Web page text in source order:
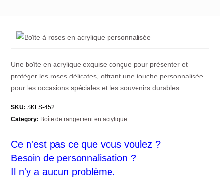
Une boîte en acrylique exquise conçue pour présenter et
protéger les roses délicates, offrant une touche personnalisée
pour les occasions spéciales et les souvenirs durables.
SKU: SKLS-452
Category: Boîte de rangement en acrylique
Ce n'est pas ce que vous voulez ?
Besoin de personnalisation ?
Il n'y a aucun problème.